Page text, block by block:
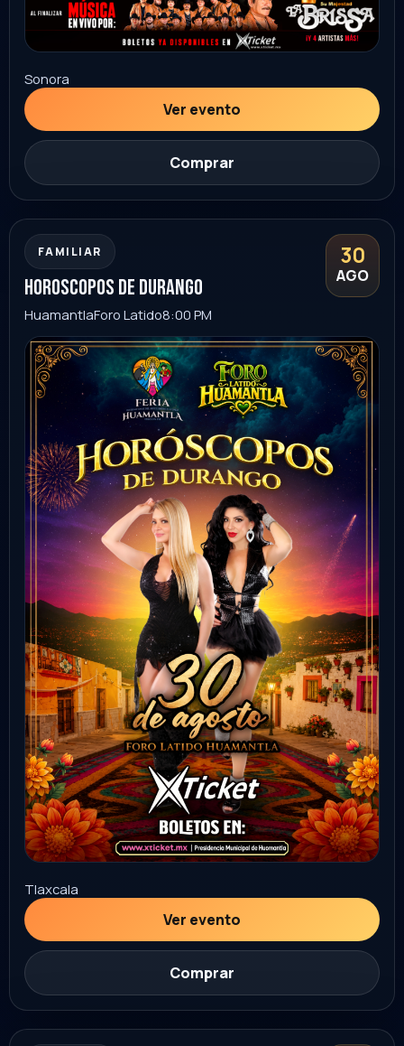
Tlaxcala
Ver evento
Comprar
FAMILIAR
alex syntek evento con causa
HermosilloAuditorio INAM Hermosillo9:00 PM
02
Sonora